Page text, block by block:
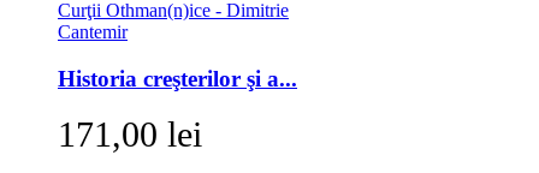
Historia creşterilor şi a...
171,00 lei